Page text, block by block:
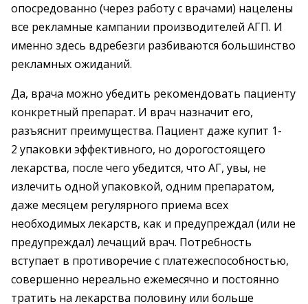
опосредованно (через работу с врачами) нацелены
все рекламные кампании производителей АГП. И
именно здесь вдребезги разбиваются большинство
рекламных ожиданий.
Да, врача можно убедить рекомендовать пациенту
конкретный препарат. И врач назначит его,
разъяснит преимущества. Пациент даже купит 1-
2 упаковки эффективного, но дорогостоящего
лекарства, после чего убедится, что АГ, увы, не
излечить одной упаковкой, одним препаратом,
даже месяцем регулярного приема всех
необходимых лекарств, как и предупреждал (или не
предупреждал) лечащий врач. Потребность
вступает в противоречие с платежеспособностью,
совершенно нереально ежемесячно и постоянно
тратить на лекарства половину или больше